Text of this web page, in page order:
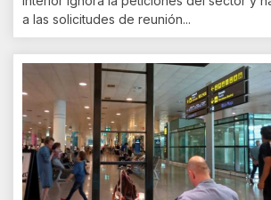
a las solicitudes de reunión...